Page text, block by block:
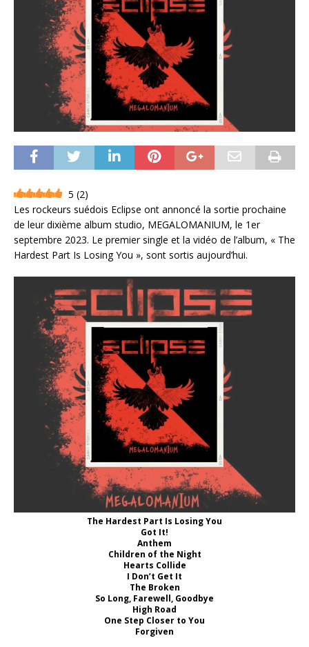
5 (2)
Les rockeurs suédois Eclipse ont annoncé la sortie prochaine
de leur dixième album studio, MEGALOMANIUM, le 1er
septembre 2023. Le premier single et la vidéo de l’album, « The
Hardest Part Is Losing You », sont sortis aujourd’hui.
The Hardest Part Is Losing You
Got It!
Anthem
Children of the Night
Hearts Collide
I Don’t Get It
The Broken
So Long, Farewell, Goodbye
High Road
One Step Closer to You
Forgiven